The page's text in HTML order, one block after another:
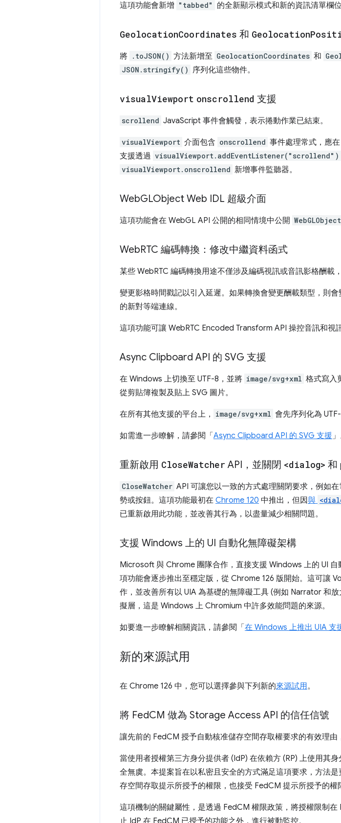
這項功能會新增 "tabbed" 的全新顯示模式和新的資訊清單欄
GeolocationCoordinates 和 Geolocation
將 .toJSON() 方法新增至 GeolocationCoordinates 和
JSON.stringify() 序列化這些物件。
visualViewport onscrollend 支援
scrollend JavaScript 事件會觸發，表示捲動作業已結束。
visualViewport 介面包含 onscrollend 事件處理常式，應在
支援透過 visualViewport.addEventListener("scrollend")
visualViewport.onscrollend 新增事件監聽器。
WebGLObject Web IDL 超級介面
這項功能會在 WebGL API 公開的相同情境中公開 WebGLObject
WebRTC 編碼轉換：修改中繼資料函式
某些 WebRTC 編碼轉換用途不僅涉及編碼視訊或音訊影格酬載
變更影格時間戳記以引入延遲。如果轉換會變更酬載類型，則
的新對等端連線。
這項功能可讓 WebRTC Encoded Transform API 操控音訊和視
Async Clipboard API 的 SVG 支援
在 Windows 上切換至 UTF-8，並將 image/svg+xml 格式寫入
從剪貼簿複製及貼上 SVG 圖片。
在所有其他支援的平台上， image/svg+xml 會先序列化為
如需進一步瞭解，請參閱「 Async Clipboard API 的 SVG 支援」
重新啟用 CloseWatcher API，並關閉 <dialog> 和
CloseWatcher API 可讓您以一致的方式處理關閉要求，例如
勢或按鈕。這項功能最初在 Chrome 120 中推出，但因與
已重新啟用此功能，並改善其行為，以盡量減少相關問題。
支援 Windows 上的 UI 自動化無障礙架構
Microsoft 與 Chrome 團隊合作，直接支援 Windows 上的 UI
項功能會逐步推出至穩定版，從 Chrome 126 版開始。這可讓
作，並改善所有以 UIA 為基礎的無障礙工具 (例如 Narrator 和
擬層，這是 Windows 上 Chromium 中許多效能問題的來源。
如要進一步瞭解相關資訊，請參閱「 在 Windows 上推出 UIA 支
新的來源試用
在 Chrome 126 中，您可以選擇參與下列新的來源試用。
將 FedCM 做為 Storage Access API 的信任信號
讓先前的 FedCM 授予自動核准儲存空間存取權要求的有效理由
當使用者授權第三方身分提供者 (IdP) 在依賴方 (RP) 上使用其
全無虞。本提案旨在以私密且安全的方式滿足這項要求，方法
存空間存取提示所授予的權限，也接受 FedCM 提示所授予的權
這項機制的關鍵屬性，是透過 FedCM 權限政策，將授權限制
止 IdP 在 FedCM 已授予的功能之外，進行被動監控。